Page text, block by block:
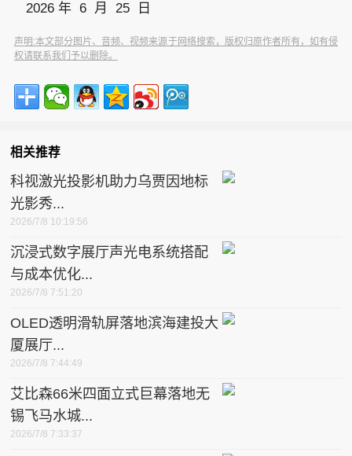
2026 年 6 月 25 日
声明:本文部分图片、音频、视频来源于网络搜索，版权归原作者所有，如有侵
权请联系我们予以删除。
相关推荐
科视激光投影机助力乌贾因地标
光影秀...
2026/7/8 10:19:56
沉浸式数字展厅声光电系统搭配
与成本优化...
2026/7/8 7:51:20
OLED透明滑轨屏落地滨海建投大
厦展厅...
2026/7/8 7:44:49
艾比森66米四面立式巨幕落地无
锡飞马水城...
2026/7/8 7:33:37